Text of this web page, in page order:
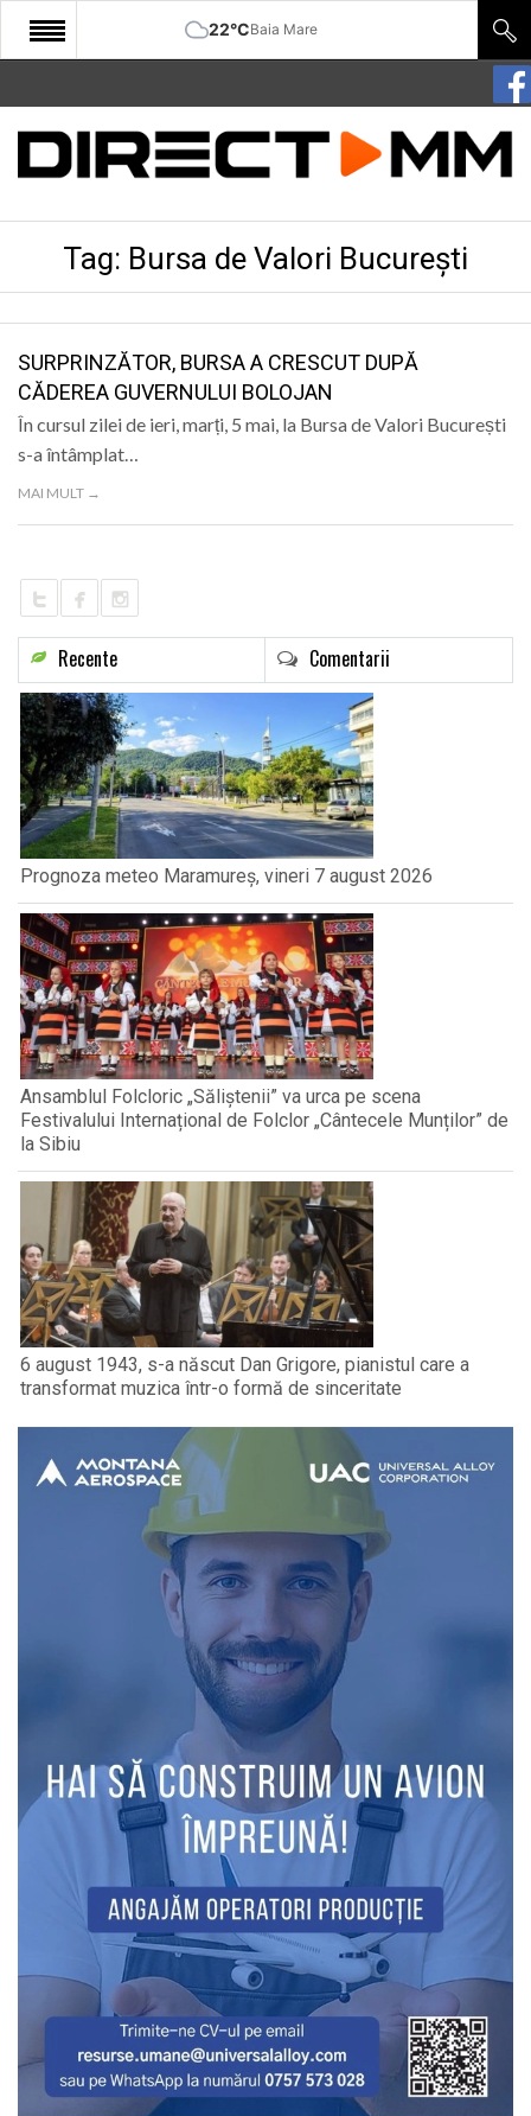
22°CBaia Mare
START
COMUNITATE
CULTURA
SANATATE
SPORT
SPECIAL
POLITIC
Tag: Bursa de Valori București
SURPRINZĂTOR, BURSA A CRESCUT DUPĂ
CĂDEREA GUVERNULUI BOLOJAN
În cursul zilei de ieri, marți, 5 mai, la Bursa de Valori București
s-a întâmplat…
MAI MULT →
Recente Comentarii
Prognoza meteo Maramureș, vineri 7 august 2026
Ansamblul Folcloric „Săliștenii” va urca pe scena
Festivalului Internațional de Folclor „Cântecele Munților” de
la Sibiu
6 august 1943, s-a născut Dan Grigore, pianistul care a
transformat muzica într-o formă de sinceritate